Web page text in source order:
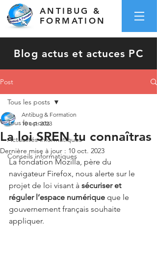
ANTIBUG &
FORMATION
Blog actus et actuces PC
Post
Tous les posts
Actualités informatiques
Conseils informatiques
Tous les posts
La loi SREN tu connaîtras
Antibug & Formation
10 oct. 2023
Dernière mise à jour : 10 oct. 2023
La fondation Mozilla, père du
navigateur Firefox, nous alerte sur le
projet de loi visant à sécuriser et
réguler l’espace numérique que le
gouvernement français souhaite
appliquer.